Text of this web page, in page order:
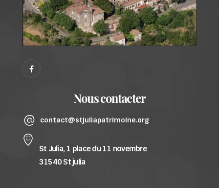
Nous contacter
contact@stjuliapatrimoine.org
St Julia, 1 place du 11 novembre
31540 St julia